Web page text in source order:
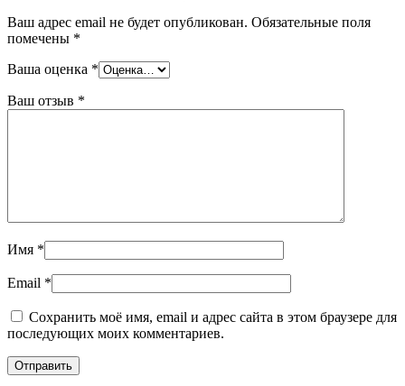
Ваш адрес email не будет опубликован. Обязательные поля
помечены *
Ваша оценка *
Ваш отзыв *
Имя *
Email *
Сохранить моё имя, email и адрес сайта в этом браузере для
последующих моих комментариев.